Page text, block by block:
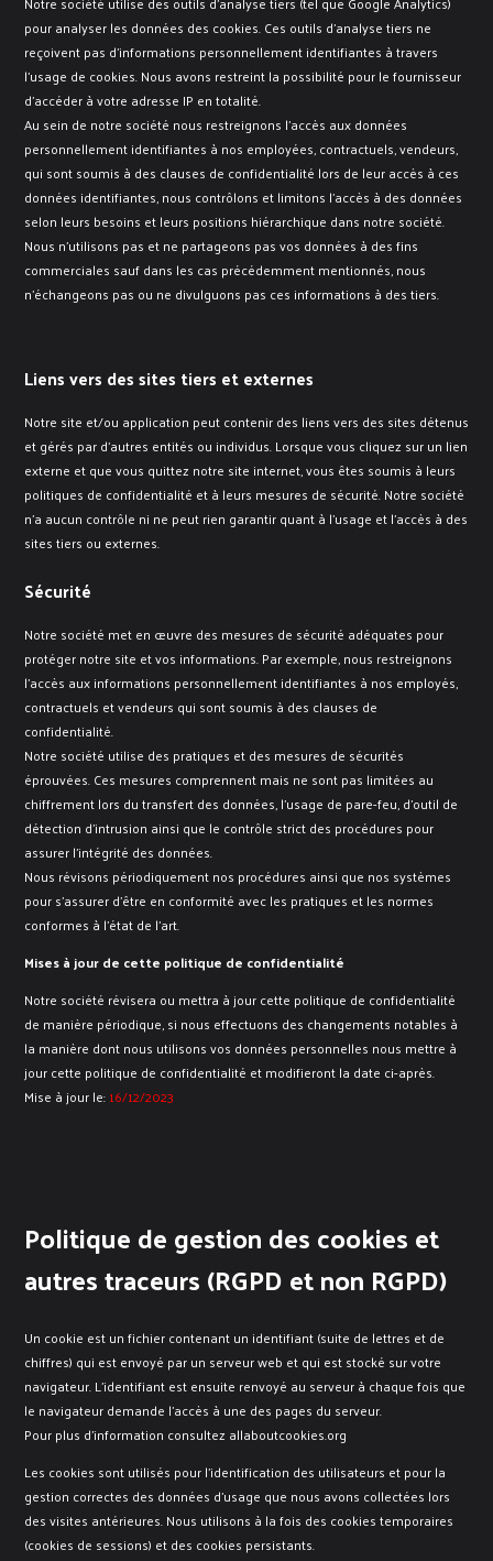
pour analyser les données des cookies. Ces outils d’analyse tiers ne
reçoivent pas d’informations personnellement identifiantes à travers
l’usage de cookies. Nous avons restreint la possibilité pour le fournisseur
d’accéder à votre adresse IP en totalité.
Au sein de notre société nous restreignons l’accès aux données
personnellement identifiantes à nos employées, contractuels, vendeurs,
qui sont soumis à des clauses de confidentialité lors de leur accès à ces
données identifiantes, nous contrôlons et limitons l’accès à des données
selon leurs besoins et leurs positions hiérarchique dans notre société.
Nous n’utilisons pas et ne partageons pas vos données à des fins
commerciales sauf dans les cas précédemment mentionnés, nous
n’échangeons pas ou ne divulguons pas ces informations à des tiers.
Liens vers des sites tiers et externes
Notre site et/ou application peut contenir des liens vers des sites détenus
et gérés par d’autres entités ou individus. Lorsque vous cliquez sur un lien
externe et que vous quittez notre site internet, vous êtes soumis à leurs
politiques de confidentialité et à leurs mesures de sécurité. Notre société
n’a aucun contrôle ni ne peut rien garantir quant à l’usage et l’accès à des
sites tiers ou externes.
Sécurité
Notre société met en œuvre des mesures de sécurité adéquates pour
protéger notre site et vos informations. Par exemple, nous restreignons
l’accès aux informations personnellement identifiantes à nos employés,
contractuels et vendeurs qui sont soumis à des clauses de
confidentialité.
Notre société utilise des pratiques et des mesures de sécurités
éprouvées. Ces mesures comprennent mais ne sont pas limitées au
chiffrement lors du transfert des données, l’usage de pare-feu, d’outil de
détection d’intrusion ainsi que le contrôle strict des procédures pour
assurer l’intégrité des données.
Nous révisons périodiquement nos procédures ainsi que nos systèmes
pour s’assurer d’être en conformité avec les pratiques et les normes
conformes à l’état de l’art.
Mises à jour de cette politique de confidentialité
Notre société révisera ou mettra à jour cette politique de confidentialité
de manière périodique, si nous effectuons des changements notables à
la manière dont nous utilisons vos données personnelles nous mettre à
jour cette politique de confidentialité et modifieront la date ci-après.
Mise à jour le:16/12/2023
Politique de gestion des cookies et
autres traceurs (RGPD et non RGPD)
Un cookie est un fichier contenant un identifiant (suite de lettres et de
chiffres) qui est envoyé par un serveur web et qui est stocké sur votre
navigateur. L’identifiant est ensuite renvoyé au serveur à chaque fois que
le navigateur demande l’accès à une des pages du serveur.
Pour plus d’information consultez allaboutcookies.org
Les cookies sont utilisés pour l’identification des utilisateurs et pour la
gestion correctes des données d’usage que nous avons collectées lors
des visites antérieures. Nous utilisons à la fois des cookies temporaires
(cookies de sessions) et des cookies persistants.